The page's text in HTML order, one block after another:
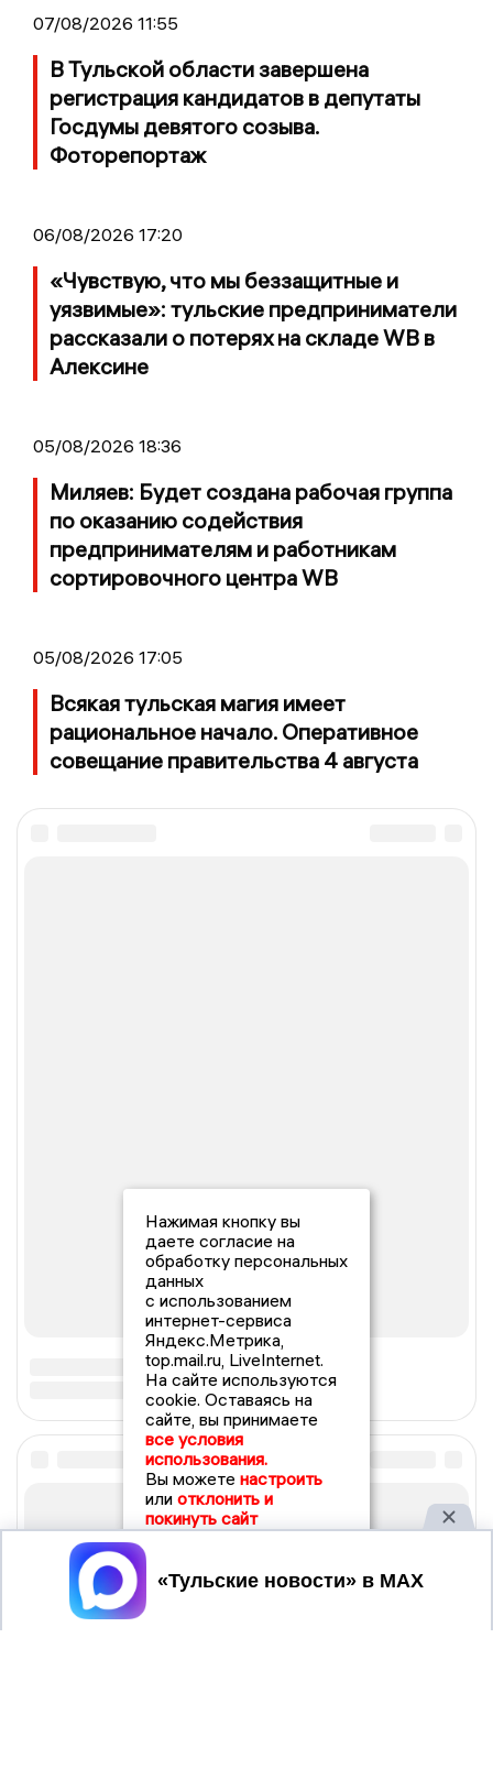
07/08/2026 11:55
В Тульской области завершена
регистрация кандидатов в депутаты
Госдумы девятого созыва.
Фоторепортаж
06/08/2026 17:20
«Чувствую, что мы беззащитные и
уязвимые»: тульские предприниматели
рассказали о потерях на складе WB в
Алексине
05/08/2026 18:36
Миляев: Будет создана рабочая группа
по оказанию содействия
предпринимателям и работникам
сортировочного центра WB
05/08/2026 17:05
Всякая тульская магия имеет
рациональное начало. Оперативное
совещание правительства 4 августа
Нажимая кнопку вы
даете согласие на
обработку персональных
данных
с использованием
интернет-сервиса
Яндекс.Метрика,
top.mail.ru, LiveInternet.
На сайте используются
cookie. Оставаясь на
сайте, вы принимаете
все условия
использования.
Вы можете настроить
или отклонить и
покинуть сайт
Принять